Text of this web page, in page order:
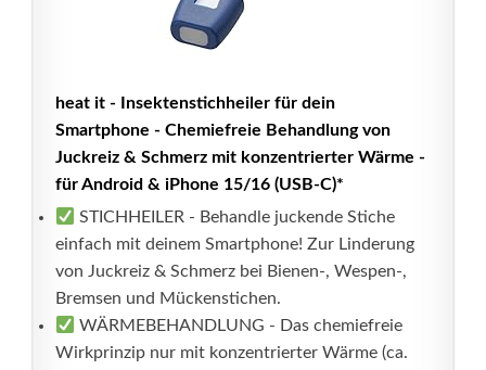
heat it - Insektenstichheiler für dein
Smartphone - Chemiefreie Behandlung von
Juckreiz & Schmerz mit konzentrierter Wärme -
für Android & iPhone 15/16 (USB-C)*
STICHHEILER - Behandle juckende Stiche
einfach mit deinem Smartphone! Zur Linderung
von Juckreiz & Schmerz bei Bienen-, Wespen-,
Bremsen und Mückenstichen.
WÄRMEBEHANDLUNG - Das chemiefreie
Wirkprinzip nur mit konzentrierter Wärme (ca.